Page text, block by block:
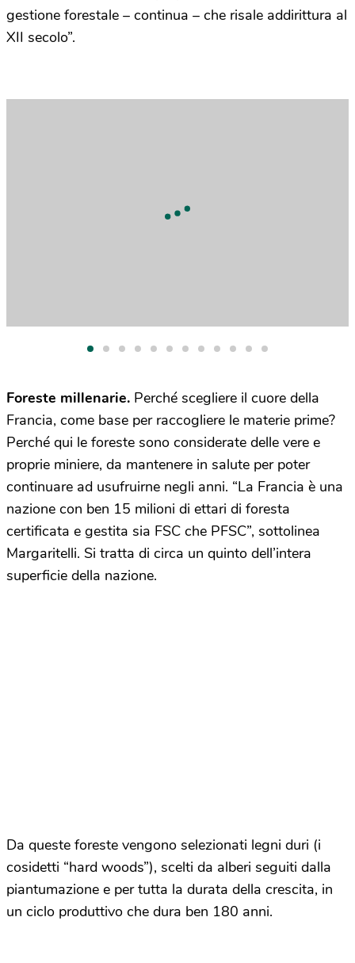
gestione forestale – continua – che risale addirittura al
XII secolo”.
Foreste millenarie. Perché scegliere il cuore della
Francia, come base per raccogliere le materie prime?
Perché qui le foreste sono considerate delle vere e
proprie miniere, da mantenere in salute per poter
continuare ad usufruirne negli anni. “La Francia è una
nazione con ben 15 milioni di ettari di foresta
certificata e gestita sia FSC che PFSC”, sottolinea
Margaritelli. Si tratta di circa un quinto dell’intera
superficie della nazione.
Da queste foreste vengono selezionati legni duri (i
cosidetti “hard woods”), scelti da alberi seguiti dalla
piantumazione e per tutta la durata della crescita, in
un ciclo produttivo che dura ben 180 anni.